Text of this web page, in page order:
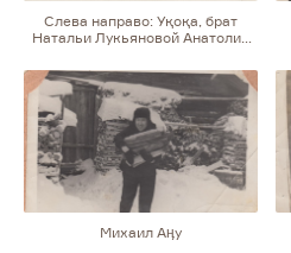
Слева направо: Уқоқа, брат
Натальи Лукьяновой Анатолий
мать Дора Михайловна Ангу
(дочь Уқоқи и Аӊу)
Михаил Аӊу